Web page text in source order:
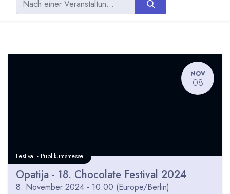
NOV
08
Festival - Publikumsmesse
Opatija - 18. Chocolate Festival 2024
8. November 2024 - 10:00 (Europe/Berlin)